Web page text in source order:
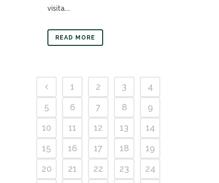
visita....
READ MORE
1 2 3
4
5
6 7 8
9
10
11 12 13
14
15
16 17 18
19
20
21 22 23
24